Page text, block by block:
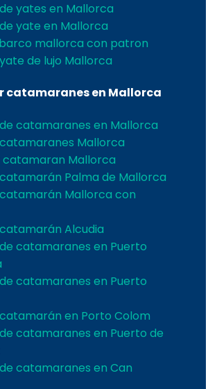
yates en Mallorca
yate en Mallorca
mallorca con patron
de lujo Mallorca
catamaranes en Mallorca
catamaranes en Mallorca
Mallorca
Mallorca
Palma de Mallorca
Mallorca con
Alcudia
catamaranes en Puerto
catamaranes en Puerto
en Porto Colom
catamaranes en Puerto de
catamaranes en Can